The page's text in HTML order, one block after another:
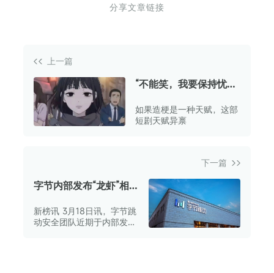
分享文章链接
上一篇
“不能笑，我要保持忧
何带火一部AI漫剧？
如果造梗是一种天赋，这部
短剧天赋异禀
下一篇
字节内部发布“龙虾”相
出ByteClaw
新榜讯 3月18日讯，字节跳
动安全团队近期于内部发布